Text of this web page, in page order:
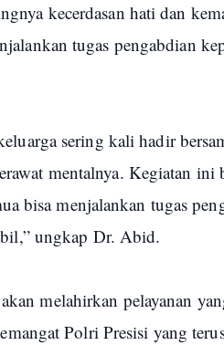
kecerdasan hati dan
tugas pengabdian
sering kali hadir
mentalnya. Kegiatan ini
bisa menjalankan tugas
ungkap Dr. Abid.
melahirkan pelayanan
Polri Presisi yang